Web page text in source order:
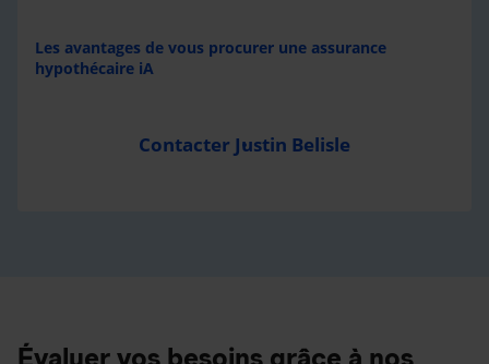
Les avantages de vous procurer une assurance
hypothécaire iA
Contacter Justin Belisle